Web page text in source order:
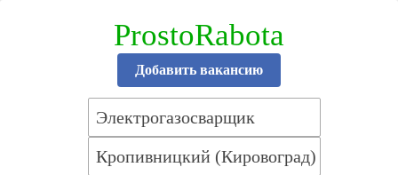
ProstoRabota
Добавить вакансию